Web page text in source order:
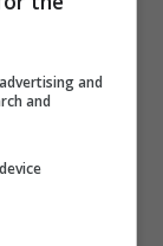
la
and
and